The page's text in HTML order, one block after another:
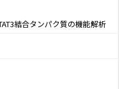
結合タンパク質の機能解析